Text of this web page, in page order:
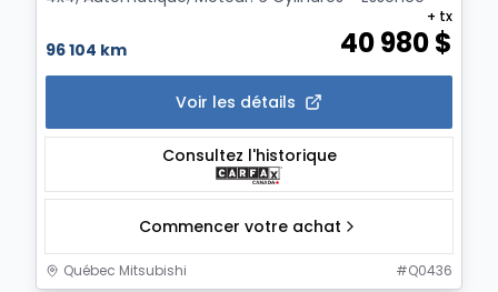
96 104 km 40 980$
+ tx
Voir les détails
Consultez l'historique
Commencer votre achat
Québec Mitsubishi #Q0436